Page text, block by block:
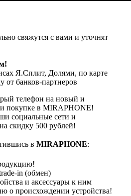
свяжутся с вами и уточнят
Я.Сплит, Долями, по карте
от банков-партнеров
телефон на новый и
покупке в MIRAPHONE!
социальные сети и
скидку 500 рублей!
в MIRAPHONE:
in (обмен)
и аксессуары к ним
о происхождении устройства!